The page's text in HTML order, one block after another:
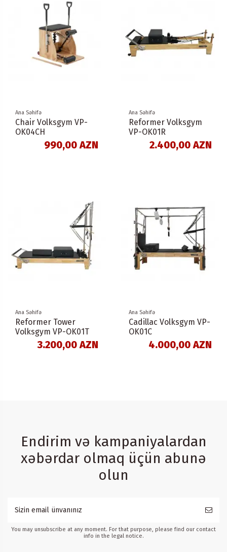
Ana Səhifə
Chair Volksgym VP-
OK04CH
990,00 AZN
Ana Səhifə
Reformer Volksgym
VP-OK01R
2.400,00 AZN
Ana Səhifə
Reformer Tower
Volksgym VP-OK01T
3.200,00 AZN
Ana Səhifə
Cadillac Volksgym VP-
OK01C
4.000,00 AZN
Endirim və kampaniyalardan
xəbərdar olmaq üçün abunə
olun
You may unsubscribe at any moment. For that purpose, please find our contact
info in the legal notice.